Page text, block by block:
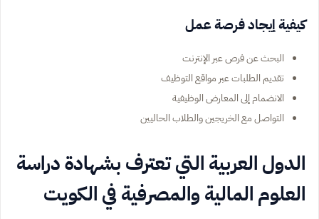
كيفية إيجاد فرصة عمل
البحث عن فرص عبر الإنترنت
تقديم الطلبات عبر مواقع التوظيف
الانضمام إلى المعارض الوظيفية
التواصل مع الخريجين والطلاب الحاليين
الدول العربية التي تعترف بشهادة دراسة
العلوم المالية والمصرفية في الكويت